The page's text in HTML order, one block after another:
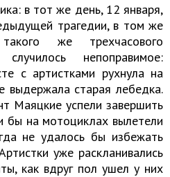
в тот же день, 12 января,
трагедии, в том же
же трехчасового
непоправимое:
с артистками рухнула на
выдержала старая лебедка.
Маяцкие успели завершить
бы на мотоциклах вылетели
не удалось бы избежать
уже раскланивались
как вдруг пол ушел у них